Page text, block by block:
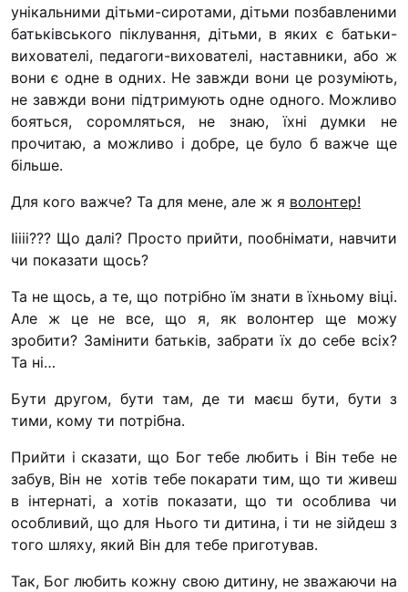
унікальними дітьми-сиротами, дітьми позбавленими
батьківського піклування, дітьми, в яких є батьки-
вихователі, педагоги-вихователі, наставники, або ж
вони є одне в одних. Не завжди вони це розуміють,
не завжди вони підтримують одне одного. Можливо
бояться, соромляться, не знаю, їхні думки не
прочитаю, а можливо і добре, це було б важче ще
більше.
Для кого важче? Та для мене, але ж я волонтер!
Ііііі??? Що далі? Просто прийти, пообнімати, навчити
чи показати щось?
Та не щось, а те, що потрібно їм знати в їхньому віці.
Але ж це не все, що я, як волонтер ще можу
зробити? Замінити батьків, забрати їх до себе всіх?
Та ні…
Бути другом, бути там, де ти маєш бути, бути з
тими, кому ти потрібна.
Прийти і сказати, що Бог тебе любить і Він тебе не
забув, Він не хотів тебе покарати тим, що ти живеш
в інтернаті, а хотів показати, що ти особлива чи
особливий, що для Нього ти дитина, і ти не зійдеш з
того шляху, який Він для тебе приготував.
Так, Бог любить кожну свою дитину, не зважаючи на